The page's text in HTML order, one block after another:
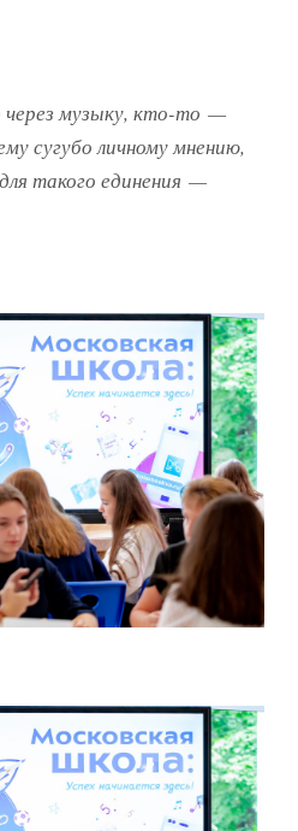
музыку, кто-то —
сугубо личному мнению,
такого единения —